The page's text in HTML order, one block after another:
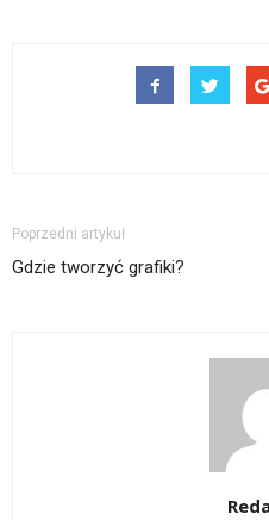
Poprzedni artykuł
Gdzie tworzyć grafiki?